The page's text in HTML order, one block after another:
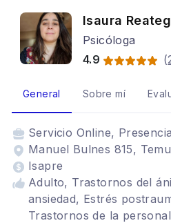
Isaura
Psicóloga
4.9
(
General Sobre mí
Servicio Online,
Manuel Bulnes 815,
Isapre
Adulto, Trastornos del
ansiedad, Estrés
Trastornos de la